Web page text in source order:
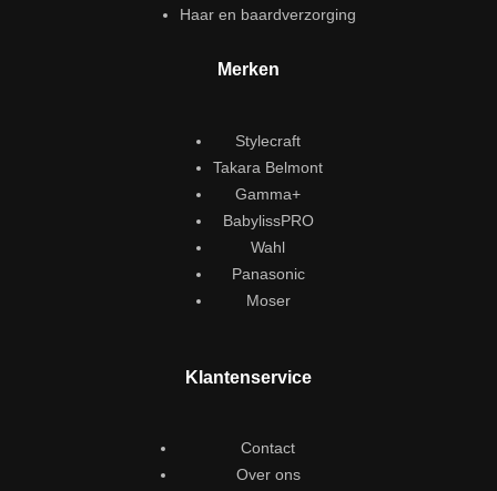
Haar en baardverzorging
Merken
Stylecraft
Takara Belmont
Gamma+
BabylissPRO
Wahl
Panasonic
Moser
Klantenservice
Contact
Over ons